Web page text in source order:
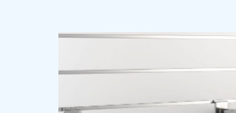
Bildergalerie überspringen